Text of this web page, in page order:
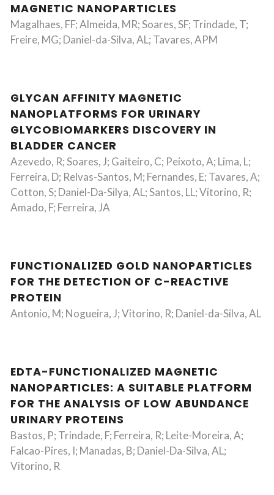
MAGNETIC NANOPARTICLES
Magalhaes, FF; Almeida, MR; Soares, SF; Trindade, T;
Freire, MG; Daniel-da-Silva, AL; Tavares, APM
GLYCAN AFFINITY MAGNETIC
NANOPLATFORMS FOR URINARY
GLYCOBIOMARKERS DISCOVERY IN
BLADDER CANCER
Azevedo, R; Soares, J; Gaiteiro, C; Peixoto, A; Lima, L;
Ferreira, D; Relvas-Santos, M; Fernandes, E; Tavares, A;
Cotton, S; Daniel-Da-Silya, AL; Santos, LL; Vitorino, R;
Amado, F; Ferreira, JA
FUNCTIONALIZED GOLD NANOPARTICLES
FOR THE DETECTION OF C-REACTIVE
PROTEIN
Antonio, M; Nogueira, J; Vitorino, R; Daniel-da-Silva, AL
EDTA-FUNCTIONALIZED MAGNETIC
NANOPARTICLES: A SUITABLE PLATFORM
FOR THE ANALYSIS OF LOW ABUNDANCE
URINARY PROTEINS
Bastos, P; Trindade, F; Ferreira, R; Leite-Moreira, A;
Falcao-Pires, I; Manadas, B; Daniel-Da-Silva, AL;
Vitorino, R